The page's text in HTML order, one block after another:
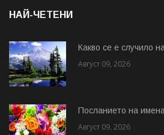
НАЙ-ЧЕТЕНИ
Какво се е случило
Август 09, 2026
Посланието на
Август 09, 2026